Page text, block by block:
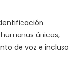
únicas,
de voz e incluso